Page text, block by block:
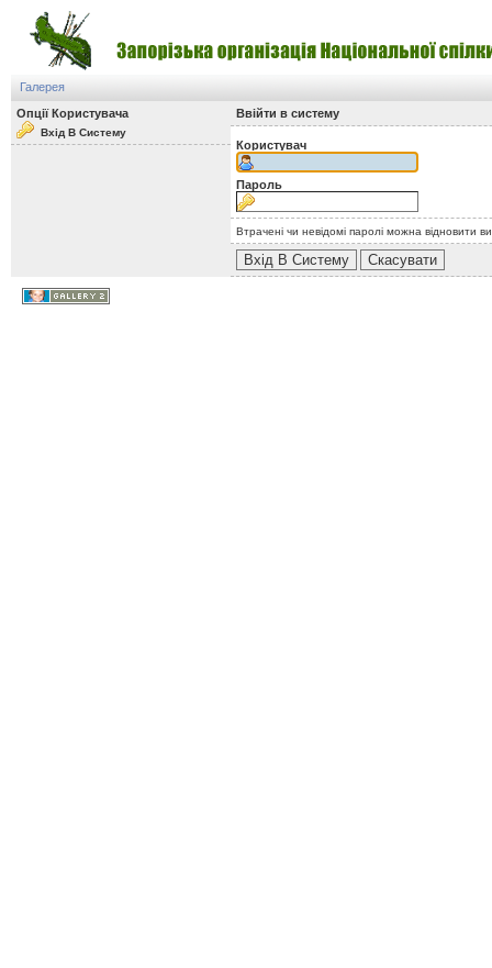
Галерея
Опції Користувача
Вхід В Систему
Ввійти в систему
Користувач
Пароль
Втрачені чи невідомі паролі можна відновити